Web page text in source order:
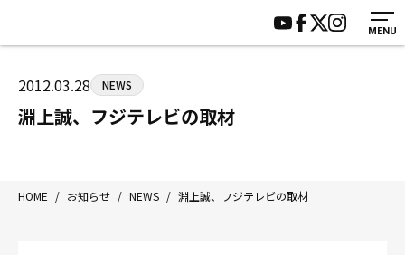
MENU
HOME
ジムについて
トレーニング
入会案内
施設紹介
会員様の声
サポーター募集
2012.03.28 NEWS
淵上誠、フジテレビの取材
HOME / お知らせ / NEWS / 淵上誠、フジテレビの取材